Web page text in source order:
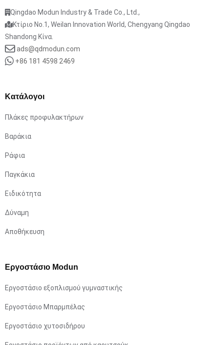
Qingdao Modun Industry & Trade Co., Ltd.,
Κτίριο No.1, Weilan Innovation World, Chengyang Qingdao
Shandong Κίνα.
ads@qdmodun.com
+86 181 4598 2469
Κατάλογοι
Πλάκες προφυλακτήρων
Βαράκια
Ράφια
Παγκάκια
Ειδικότητα
Δύναμη
Αποθήκευση
Εργοστάσιο Modun
Εργοστάσιο εξοπλισμού γυμναστικής
Εργοστάσιο Μπαρμπέλας
Εργοστάσιο χυτοσιδήρου